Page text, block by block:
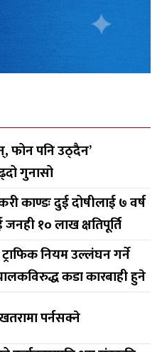
फोन पनि उठ्दैन’
गुनासो
काण्डः दुई दोषीलाई ७ वर्ष
१० लाख क्षतिपूर्ति
नियम उल्लंघन गर्ने
कडा कारबाही हुने
पर्नसक्ने